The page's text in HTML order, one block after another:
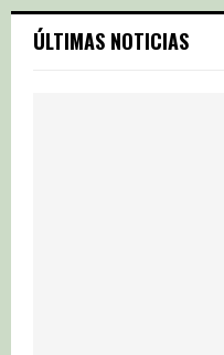
c
h
ÚLTIMAS NOTICIAS